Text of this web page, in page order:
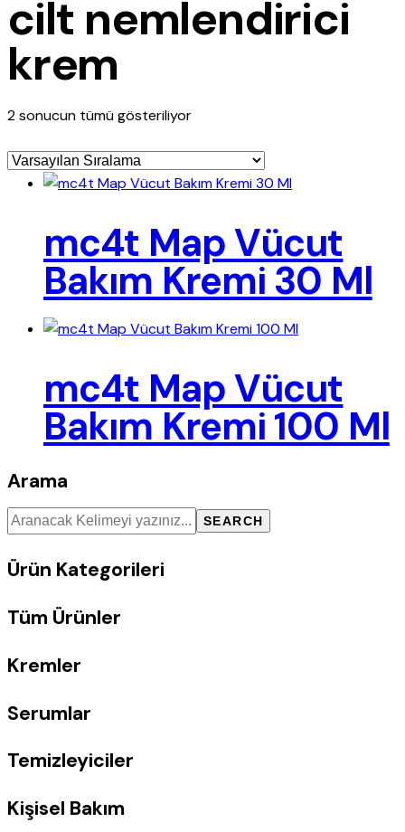
cilt nemlendirici
krem
2 sonucun tümü gösteriliyor
mc4t Map Vücut
Bakım Kremi 30 Ml
mc4t Map Vücut
Bakım Kremi 100 Ml
Arama
SEARCH
Ürün Kategorileri
Tüm Ürünler
Kremler
Serumlar
Temizleyiciler
Kişisel Bakım